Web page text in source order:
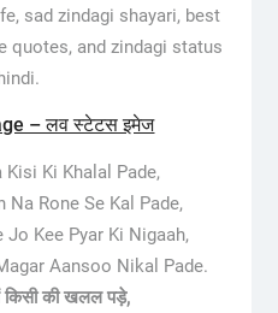
sad zindagi shayari, best
quotes, and zindagi status
– लव स्टेटस इमेज
Ki Khalal Pade,
Rone Se Kal Pade,
Jo Kee Pyar Ki Nigaah,
Aansoo Nikal Pade.
किसी की खलल पड़े,